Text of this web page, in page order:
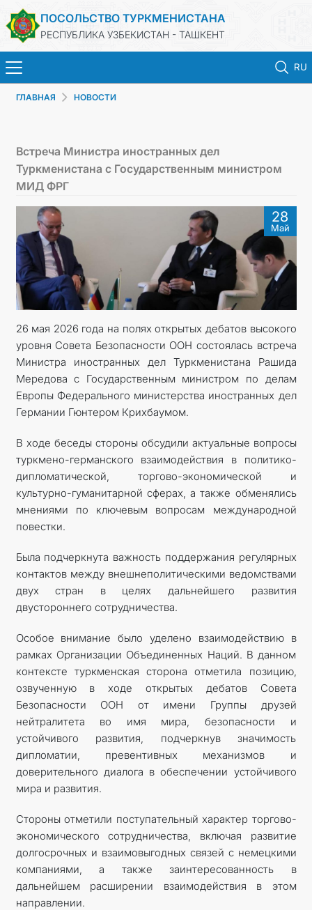
ПОСОЛЬСТВО ТУРКМЕНИСТАНА
РЕСПУБЛИКА УЗБЕКИСТАН - ТАШКЕНТ
RU
ТУРКМЕНИСТАН
КОНСУЛЬСКИЕ УСЛУГИ
МИД
КОНТАКТНЫЕ ДАННЫЕ
ГЛАВНАЯ НОВОСТИ
Встреча Министра иностранных дел
Туркменистана с Государственным министром
МИД ФРГ
28
Май
26 мая 2026 года на полях открытых дебатов высокого
уровня Совета Безопасности ООН состоялась встреча
Министра иностранных дел Туркменистана Рашида
Мередова с Государственным министром по делам
Европы Федерального министерства иностранных дел
Германии Гюнтером Крихбаумом.
В ходе беседы стороны обсудили актуальные вопросы
туркмено-германского взаимодействия в политико-
дипломатической, торгово-экономической и
культурно-гуманитарной сферах, а также обменялись
мнениями по ключевым вопросам международной
повестки.
Была подчеркнута важность поддержания регулярных
контактов между внешнеполитическими ведомствами
двух стран в целях дальнейшего развития
двустороннего сотрудничества.
Особое внимание было уделено взаимодействию в
рамках Организации Объединенных Наций. В данном
контексте туркменская сторона отметила позицию,
озвученную в ходе открытых дебатов Совета
Безопасности ООН от имени Группы друзей
нейтралитета во имя мира, безопасности и
устойчивого развития, подчеркнув значимость
дипломатии, превентивных механизмов и
доверительного диалога в обеспечении устойчивого
мира и развития.
Стороны отметили поступательный характер торгово-
экономического сотрудничества, включая развитие
долгосрочных и взаимовыгодных связей с немецкими
компаниями, а также заинтересованность в
дальнейшем расширении взаимодействия в этом
направлении.